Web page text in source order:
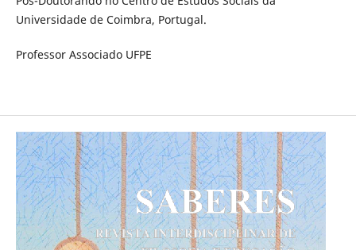
Universidade de Coimbra, Portugal.
Professor Associado UFPE